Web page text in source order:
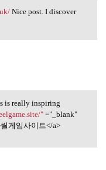
Nice post. I discover
This is
is really inspiring
"="_blank"
게임사이트</a>